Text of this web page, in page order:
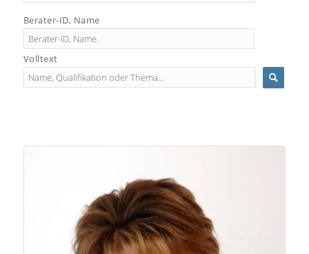
Berater-ID, Name
Volltext